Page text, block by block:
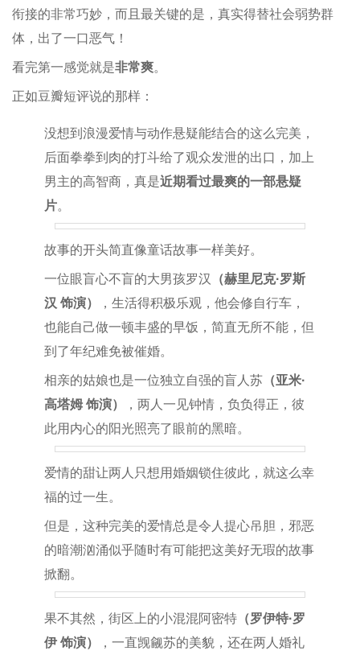
衔接的非常巧妙，而且最关键的是，真实得替社会弱势群
体，出了一口恶气！
看完第一感觉就是非常爽。
正如豆瓣短评说的那样：
没想到浪漫爱情与动作悬疑能结合的这么完美，
后面拳拳到肉的打斗给了观众发泄的出口，加上
男主的高智商，真是近期看过最爽的一部悬疑
片。
故事的开头简直像童话故事一样美好。
一位眼盲心不盲的大男孩罗汉
（赫里尼克·罗斯
汉 饰演）
，生活得积极乐观，他会修自行车，
也能自己做一顿丰盛的早饭，简直无所不能，但
到了年纪难免被催婚。
相亲的姑娘也是一位独立自强的盲人苏 （亚米·
高塔姆 饰演）
，两人一见钟情，负负得正，彼
此用内心的阳光照亮了眼前的黑暗。
爱情的甜让两人只想用婚姻锁住彼此，就这么幸
福的过一生。
但是，这种完美的爱情总是令人提心吊胆，邪恶
的暗潮汹涌似乎随时有可能把这美好无瑕的故事
掀翻。
果不其然，街区上的小混混阿密特 （罗伊特·罗
伊 饰演）
，一直觊觎苏的美貌，还在两人婚礼